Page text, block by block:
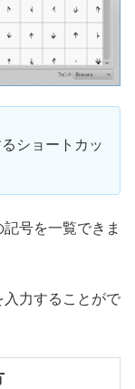
ショートカッ
号を一覧できま
力することがで